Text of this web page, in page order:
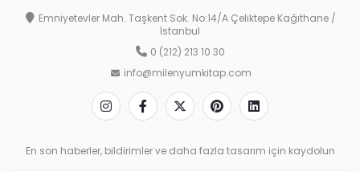
Emniyetevler Mah. Taşkent Sok. No:14/A Çeliktepe Kağıthane /
İstanbul
0 (212) 213 10 30
info@milenyumkitap.com
En son haberler, bildirimler ve daha fazla tasarım için kaydolun